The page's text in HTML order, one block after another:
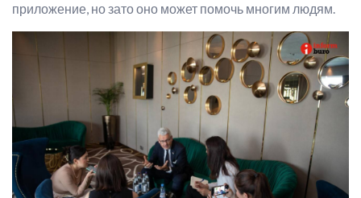
приложение, но зато оно может помочь многим людям.